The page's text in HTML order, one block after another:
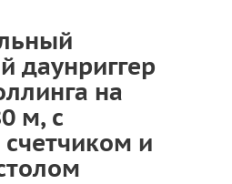
даунриггер
на
м, с
и